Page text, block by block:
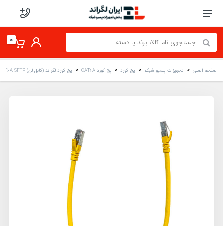
0
صفحه اصلی تجهیزات پسیو شبکه پچ کورد پچ کورد CAT6A پچ کورد لگراند (کابل لن) CAT6A SFTP شیلد دار روکش PVC زرد 50 سانتی متری (0.5M)